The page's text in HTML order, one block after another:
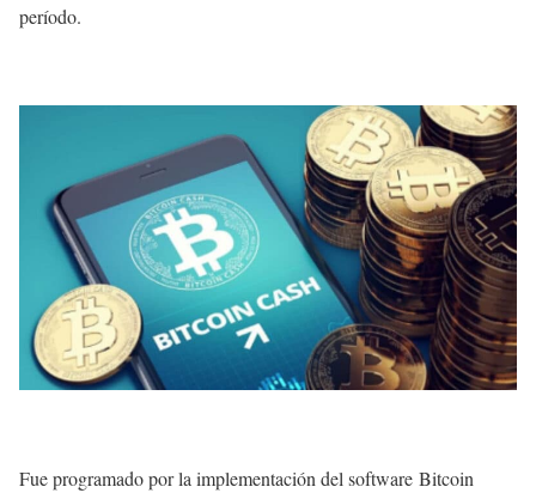
período.
Fue programado por la implementación del software Bitcoin